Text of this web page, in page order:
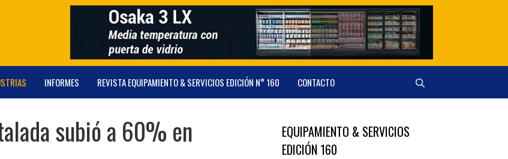
INFORMES REVISTA EQUIPAMIENTO & SERVICIOS EDICIÓN N° 160 CONTACTO
subió a 60% en
EQUIPAMIENTO & SERVICIOS
EDICIÓN 160